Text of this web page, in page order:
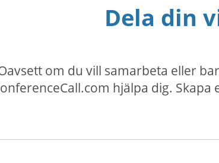
Dela din
om du vill samarbeta eller
hjälpa dig.